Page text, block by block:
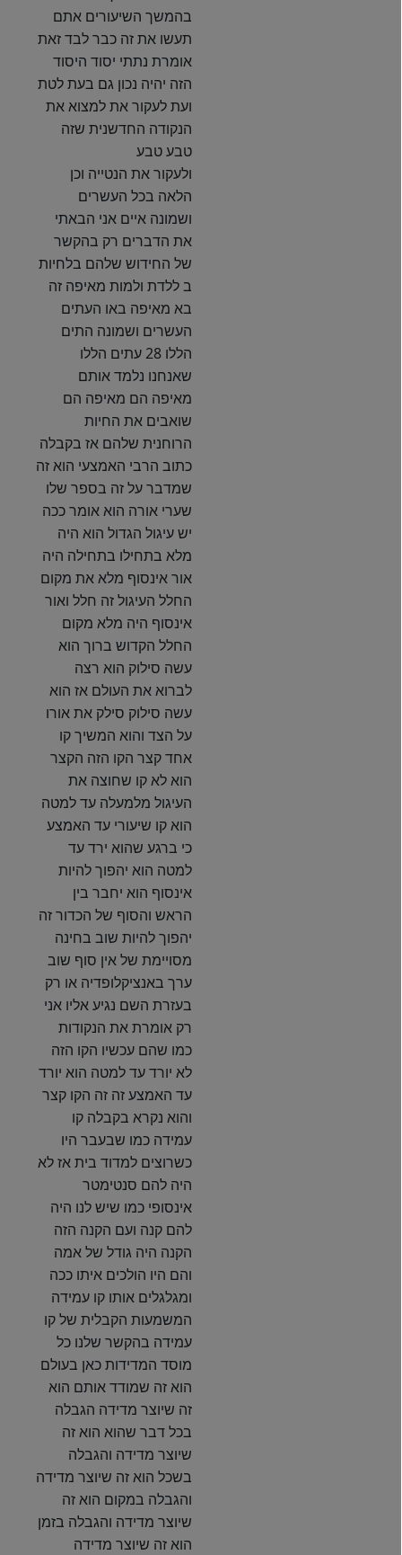
בהמשך השיעורים אתם
תעשו את זה כבר לבד זאת
אומרת נתתי יסוד היסוד
הזה יהיה נכון גם בעת לטת
ועת לעקור את למצוא את
הנקודה החדשנית שזה
טבע טבע
ולעקור את הנטייה וכן
הלאה בכל העשרים
ושמונה איים אני הבאתי
את הדברים רק בהקשר
של החידוש שלהם בלחיות
ב ללדת ולמות מאיפה זה
בא מאיפה באו העתים
העשרים ושמונה התים
הללו 28 עתים הללו
שאנחנו נלמד אותם
מאיפה הם מאיפה הם
שואבים את החיות
הרוחנית שלהם אז בקבלה
כתוב הרבי האמצעי הוא זה
שמדבר על זה בספר שלו
שערי אורה הוא אומר ככה
יש עיגול הגדול הוא היה
מלא בתחילו בתחילה היה
אור אינסוף מלא את מקום
החלל העיגול זה חלל ואור
אינסוף היה מלא מקום
החלל הקדוש ברוך הוא
עשה סילוק הוא רצה
לברוא את העולם אז הוא
עשה סילוק סילק את אורו
על הצד והוא המשיך קו
אחד קצר הקו הזה הקצר
הוא לא קו שחוצה את
העיגול מלמעלה עד למטה
הוא קו שיעורי עד האמצע
כי ברגע שהוא ירד עד
למטה הוא יהפוך להיות
אינסוף הוא יחבר בין
הראש והסוף של הכדור זה
יהפוך להיות שוב בחינה
מסויימת של אין סוף שוב
ערך באנציקלופדיה או רק
בעזרת השם נגיע אליו אני
רק אומרת את הנקודות
כמו שהם עכשיו הקו הזה
לא יורד עד למטה הוא יורד
עד האמצע זה זה הקו קצר
והוא נקרא בקבלה קו
עמידה כמו שבעבר היו
כשרוצים למדוד בית אז לא
היה להם סנטימטר
אינסופי כמו שיש לנו היה
להם קנה ועם הקנה הזה
הקנה היה גודל של אמה
והם היו הולכים איתו ככה
ומגלגלים אותו קו עמידה
המשמעות הקבלית של קו
עמידה בהקשר שלנו כל
מוסד המדידות כאן בעולם
הוא זה שמודד אותם הוא
זה שיוצר מדידה הגבלה
בכל דבר שהוא הוא זה
שיוצר מדידה והגבלה
בשכל הוא זה שיוצר מדידה
והגבלה במקום הוא זה
שיוצר מדידה והגבלה בזמן
הוא זה שיוצר מדידה